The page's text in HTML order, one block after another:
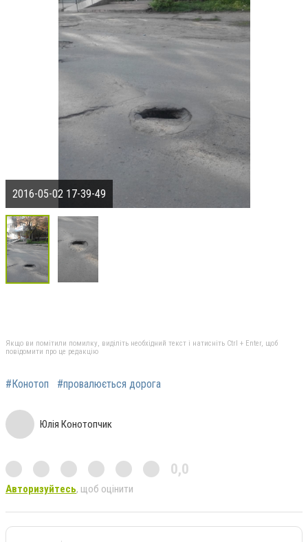
2016-05-02 17-39-49
Якщо ви помітили помилку, виділіть необхідний текст і натисніть Ctrl + Enter, щоб
повідомити про це редакцію
#Конотоп #провалюється дорога
Юлія Конотопчик
0,0
Авторизуйтесь, щоб оцінити